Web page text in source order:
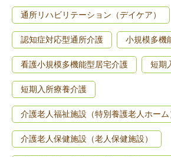
通所リハビリテーション（デイケア）
認知症対応型通所介護 小規模多機
看護小規模多機能型居宅介護 短期
短期入所療養介護
介護老人福祉施設（特別養護老人ホーム
介護老人保健施設（老人保健施設）